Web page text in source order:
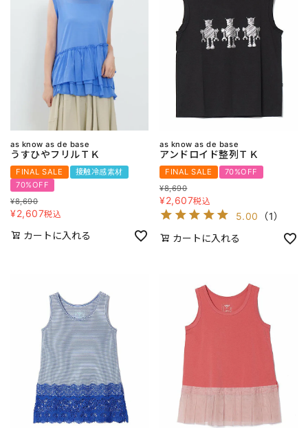
as know as de base
うすひやフリルＴＫ
FINAL SALE
接触冷感素材
70%OFF
¥8,690
¥2,607税込
カートに入れる
as know as de base
アンドロイド整列ＴＫ
FINAL SALE
70%OFF
¥8,690
¥2,607税込
5.00 （1）
カートに入れる